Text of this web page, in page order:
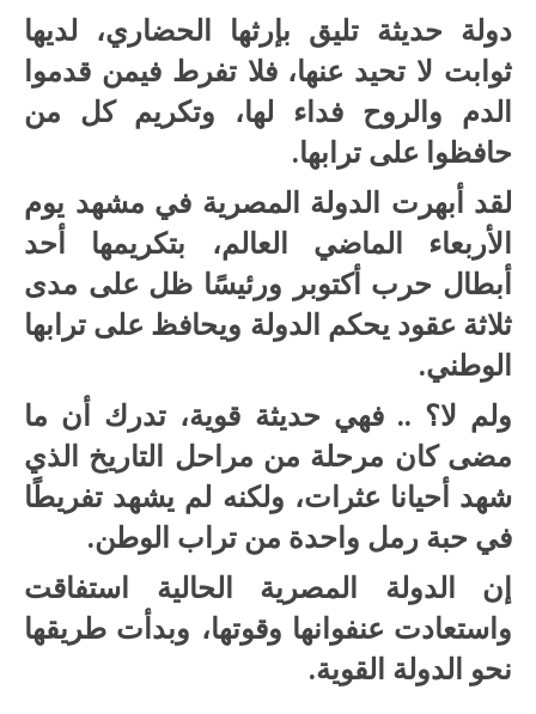
دولة حديثة تليق بإرثها الحضاري، لديها
ثوابت لا تحيد عنها، فلا تفرط فيمن قدموا
الدم والروح فداء لها، وتكريم كل من
حافظوا على ترابها.
لقد أبهرت الدولة المصرية في مشهد يوم
الأربعاء الماضي العالم، بتكريمها أحد
أبطال حرب أكتوبر ورئيسًا ظل على مدى
ثلاثة عقود يحكم الدولة ويحافظ على ترابها
الوطني.
ولم لا؟ .. فهي حديثة قوية، تدرك أن ما
مضى كان مرحلة من مراحل التاريخ الذي
شهد أحيانا عثرات، ولكنه لم يشهد تفريطًا
في حبة رمل واحدة من تراب الوطن.
إن الدولة المصرية الحالية استفاقت
واستعادت عنفوانها وقوتها، وبدأت طريقها
نحو الدولة القوية.